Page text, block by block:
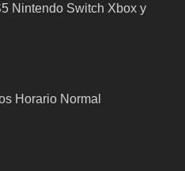
Nintendo Switch Xbox y
Horario Normal